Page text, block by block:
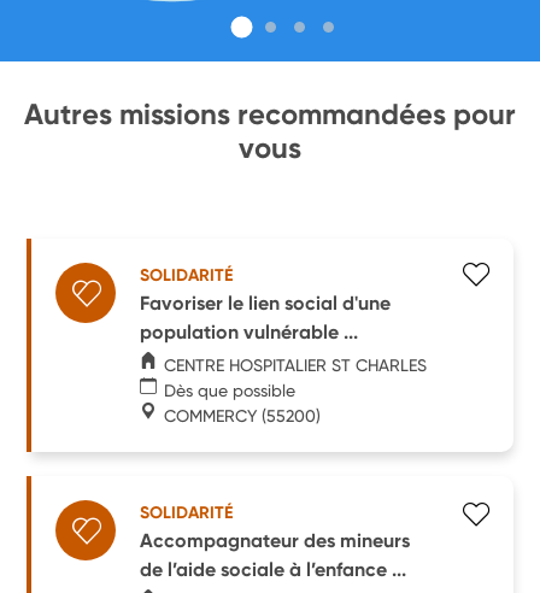
Autres missions recommandées pour
vous
SOLIDARITÉ
Favoriser le lien social d'une
population vulnérable ...
CENTRE HOSPITALIER ST CHARLES
Dès que possible
COMMERCY (55200)
SOLIDARITÉ
Accompagnateur des mineurs
de l’aide sociale à l’enfance ...